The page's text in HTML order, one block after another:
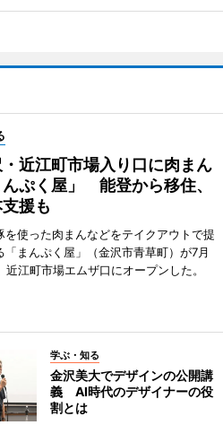
近江町市場入り口に肉まん
んぷく屋」 能登から移住、
援も
を使った肉まんなどをテイクアウトで提
「まんぷく屋」（金沢市青草町）が7月
近江町市場エムザ口にオープンした。
学ぶ・知る
金沢美大でデザインの公開講
義 AI時代のデザイナーの役
割とは